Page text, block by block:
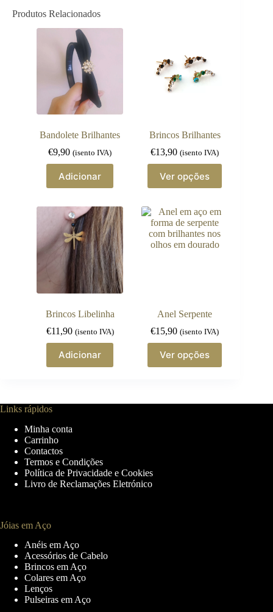
Produtos Relacionados
Bandolete Brilhantes
€9,90 (isento IVA)
Adicionar
Brincos Brilhantes
€13,90 (isento IVA)
Ver opções
product
has
variants.
The
options
may
page
Brincos Libelinha
€11,90 (isento IVA)
Adicionar
Anel Serpente
€15,90 (isento IVA)
Ver opções
product
has
The
Links rápidos
Minha conta
Carrinho
Contactos
Termos e Condições
Política de Privacidade e Cookies
Livro de Reclamações Eletrónico
Jóias em Aço
Anéis em Aço
Acessórios de Cabelo
Brincos em Aço
Colares em Aço
Lenços
Pulseiras em Aço